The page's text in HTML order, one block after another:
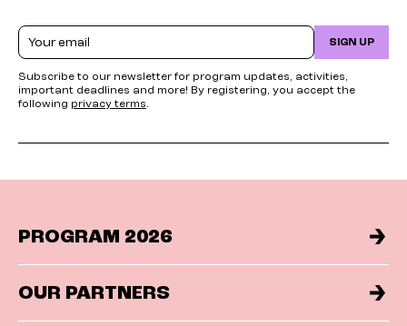
Email SIGN UP
Subscribe to our newsletter for program updates, activities,
important deadlines and more! By registering, you accept the
following privacy terms.
PROGRAM 2026
OUR PARTNERS